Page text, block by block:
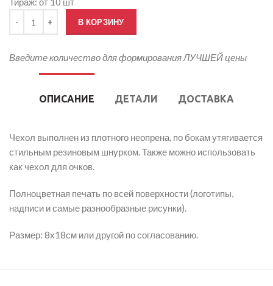
В КОРЗИНУ
Введите количество для формирования ЛУЧШЕЙ цены
ОПИСАНИЕ ДЕТАЛИ ДОСТАВКА
Чехол выполнен из плотного неопрена, по бокам утягивается
стильным резиновым шнурком. Также можно использовать
как чехол для очков.
Полноцветная печать по всей поверхности (логотипы,
надписи и самые разнообразные рисунки).
Размер: 8х18см или другой по согласованию.